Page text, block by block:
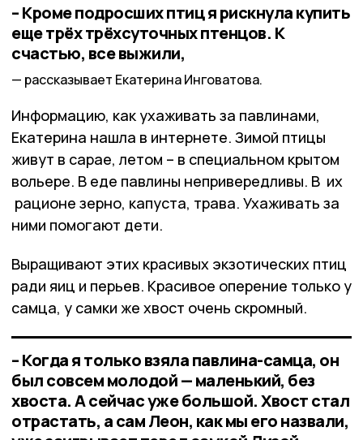
– Кроме подросших птиц я рискнула купить
еще трёх трёхсуточных птенцов. К
счастью, все выжили,
рассказывает Екатерина Инговатова.
Информацию, как ухаживать за павлинами,
Екатерина нашла в интернете. Зимой птицы
живут в сарае, летом – в специальном крытом
вольере. В еде павлины непривередливы. В их
рационе зерно, капуста, трава. Ухаживать за
ними помогают дети.
Выращивают этих красивых экзотических птиц
ради яиц и перьев. Красивое оперение только у
самца, у самки же хвост очень скромный.
– Когда я только взяла павлина-самца, он
был совсем молодой — маленький, без
хвоста. А сейчас уже большой. Хвост стал
отрастать, а сам Леон, как мы его назвали,